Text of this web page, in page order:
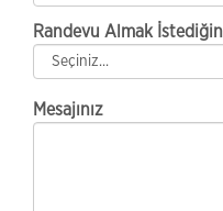
Randevu Almak
Mesajınız